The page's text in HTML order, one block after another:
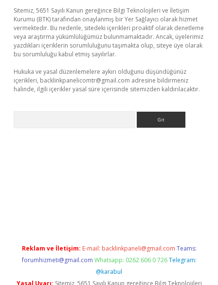
Sitemiz, 5651 Sayılı Kanun gereğince Bilgi Teknolojileri ve İletişim
Kurumu (BTK) tarafından onaylanmış bir Yer Sağlayıcı olarak hizmet
vermektedir. Bu nedenle, sitedeki içerikleri proaktif olarak denetleme
veya araştırma yükümlülüğümüz bulunmamaktadır. Ancak, üyelerimiz
yazdıkları içeriklerin sorumluluğunu taşımakta olup, siteye üye olarak
bu sorumluluğu kabul etmiş sayılırlar.
Hukuka ve yasal düzenlemelere aykırı olduğunu düşündüğünüz
içerikleri, backlinkpanelicomtr@gmail.com adresine bildirmeniz
halinde, ilgili içerikler yasal süre içerisinde sitemizden kaldırılacaktır.
Reklam ve İletişim: E-mail: backlinkpaneli@gmail.com Teams:
forumhizmeti@gmail.com Whatsapp: 0262 606 0 726 Telegram:
@karabul
Yasal Uyarı: Sitemiz, 5651 Sayılı Kanun gereğince Bilgi Teknolojileri